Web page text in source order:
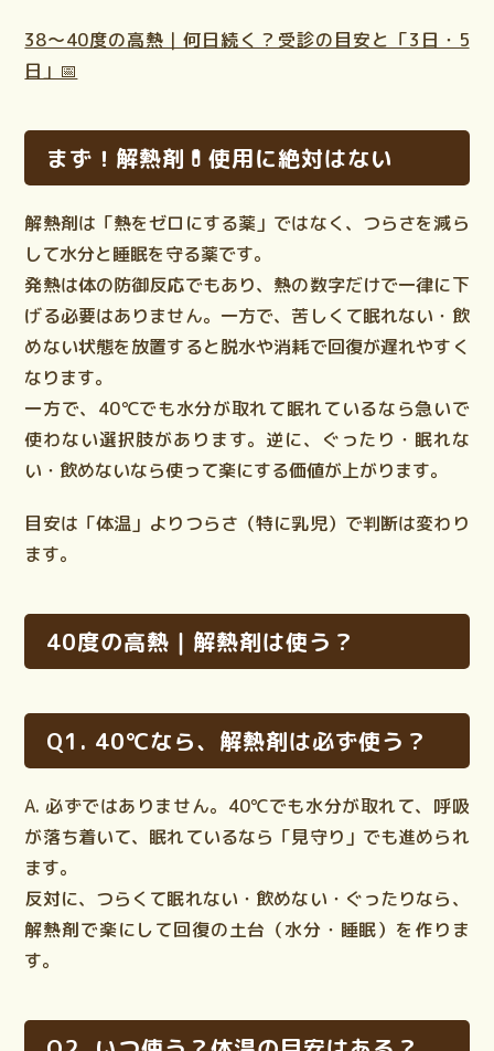
38〜40度の高熱｜何日続く？受診の目安と「3日・5
日」📅
まず！解熱剤💊使用に絶対はない
解熱剤は「熱をゼロにする薬」ではなく、 つらさを減ら
して水分と睡眠を守る薬です。
発熱は体の防御反応でもあり、熱の数字だけで一律に下
げる必要はありません。一方で、苦しくて眠れない・飲
めない状態を放置すると脱水や消耗で回復が遅れやすく
なります。
一方で、40℃でも水分が取れて眠れているなら急いで
使わない選択肢があります。逆に、ぐったり・眠れな
い・飲めないなら使って楽にする価値が上がります。
目安は「体温」よりつらさ （特に乳児）で判断は変わり
ます。
40度の高熱｜解熱剤は使う？
Q1. 40℃なら、解熱剤は必ず使う？
A. 必ずではありません。40℃でも水分が取れて、呼吸
が落ち着いて、眠れているなら「見守り」でも進められ
ます。
反対に、つらくて眠れない・飲めない・ぐったりなら、
解熱剤で楽にして回復の土台（水分・睡眠）を作りま
す。